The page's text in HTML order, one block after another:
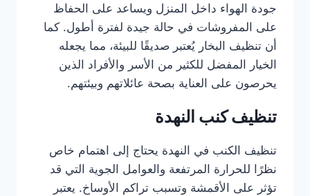
جودة الهواء داخل المنزل ويساعد على الحفاظ
على المفروشات في حالة جيدة لفترة أطول. كما
أن تنظيف البخار يُعتبر صديقًا للبيئة، مما يجعله
الخيار المفضل للكثير من الأسر والأفراد الذين
يحرصون على العناية بصحة عائلاتهم وبيئتهم.
تنظيف كنب النهدة
تنظيف الكنب في النهدة يحتاج إلى اهتمام خاص
نظرًا للحرارة المرتفعة والعوامل الجوية التي قد
تؤثر على الأقمشة وتسبب تراكم الأوساخ. يعتبر